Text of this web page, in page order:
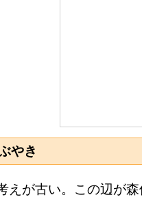
やき
えが古い。この辺が森